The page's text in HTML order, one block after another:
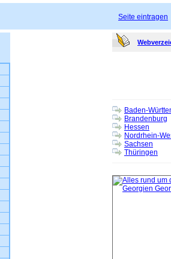
Seite eintragen
Baden-
Brandenburg
Hessen
Nordrhein-
Sachsen
Thüringen